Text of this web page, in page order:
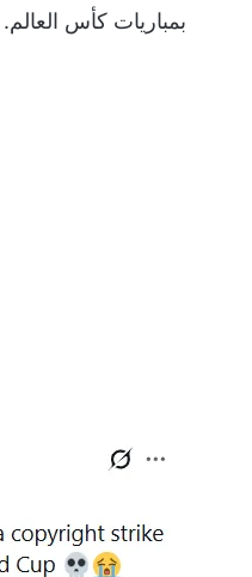
بمباريات كأس العالم.